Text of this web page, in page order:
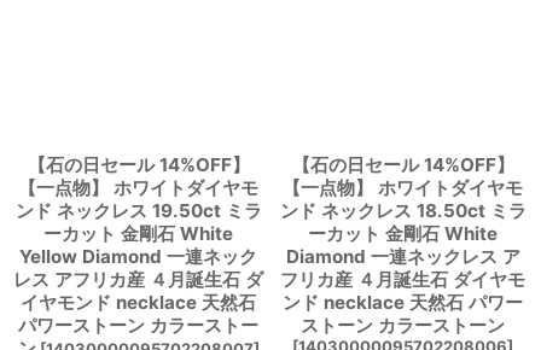
【石の日セール 14%OFF】
【一点物】 ホワイトダイヤモ
ンド ネックレス 19.50ct ミラ
ーカット 金剛石 White
Yellow Diamond 一連ネック
レス アフリカ産 ４月誕生石 ダ
イヤモンド necklace 天然石
パワーストーン カラーストー
【石の日セール 14%OFF】
【一点物】 ホワイトダイヤモ
ンド ネックレス 18.50ct ミラ
ーカット 金剛石 White
Diamond 一連ネックレス ア
フリカ産 ４月誕生石 ダイヤモ
ンド necklace 天然石 パワー
ストーン カラーストーン